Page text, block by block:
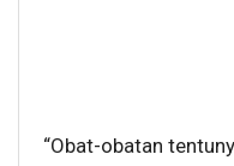
“Obat-obatan